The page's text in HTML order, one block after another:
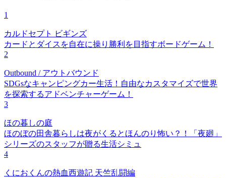
1
カルドセプト ビギンズ
カードとダイスを自在に操り勝利を目指すボードゲーム！
2
Outbound / アウトバウンド
SDGsなキャンピングカー生活！自由なカスタマイズで世界
を探索するアドベンチャーゲーム！
3
ほの暮しの庭
ほのぼの田舎暮らしは夜がくるとほんのり怖い？！「夜廻」
シリーズのスタッフが贈る生活シミュ
4
くにおくんの熱血西遊記 天竺乱闘編